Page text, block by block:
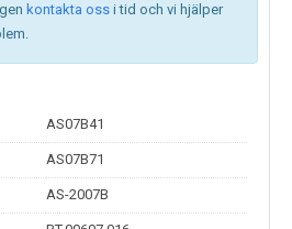
kontakta oss i tid och vi hjälper
AS07B41
AS07B71
AS-2007B